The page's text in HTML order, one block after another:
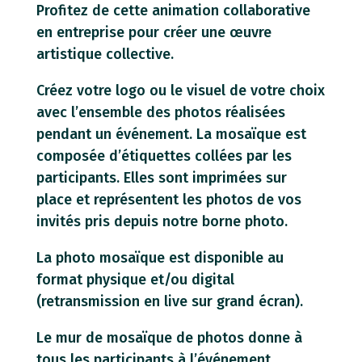
Profitez de cette animation collaborative
en entreprise pour créer une œuvre
artistique collective.
Créez votre logo ou le visuel de votre choix
avec l’ensemble des photos réalisées
pendant un événement. La mosaïque est
composée d’étiquettes collées par les
participants. Elles sont imprimées sur
place et représentent les photos de vos
invités pris depuis notre borne photo.
La photo mosaïque est disponible au
format physique et/ou digital
(retransmission en live sur grand écran).
Le mur de mosaïque de photos donne à